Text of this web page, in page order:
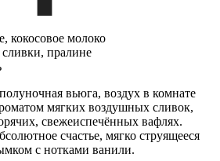
кокосовое молоко
пралине
вьюга, воздух в комнате
мягких воздушных сливок,
свежеиспечённых вафлях.
счастье, мягко струящееся
с нотками ванили.